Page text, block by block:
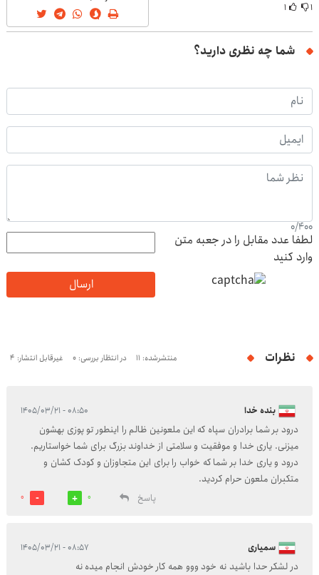
۱ ۱
شما چه نظری دارید؟
0/400
لطفا عدد مقابل را در جعبه متن
وارد کنید
ارسال
نظرات منتشرشده: 11 در انتظار بررسی: 0 غیرقابل انتشار: 4
بنده خدا ۰۸:۵۰ - ۱۴۰۵/۰۳/۲۱
درود بر شما برادران سپاه که این ملعونین ظالم را اینطور تو پوزی بهشون
میزنی. یاری خدا و موفقیت و سلامتی از خداوند بزرگ برای شما خواستاریم.
درود و یاری خدا بر شما که خواب را برای این متجاوزان و کودک کشان و
متکبران ملعون حرام کردید.
پاسخ
0
0
سمیاری ۰۸:۵۷ - ۱۴۰۵/۰۳/۲۱
در لشکر حدا باشید نه خود ووو همه کار خودش انجام میده نه